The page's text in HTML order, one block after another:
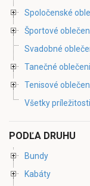
Spoločenské
Športové
Svadobné
Tanečné
Tenisové
Všetky
PODĽA DRUHU
Bundy
Kabáty